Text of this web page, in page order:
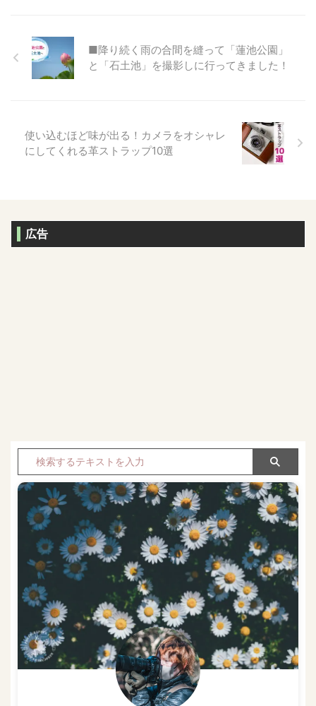
■降り続く雨の合間を縫って「蓮池公園」
と「石土池」を撮影しに行ってきました！
使い込むほど味が出る！カメラをオシャレ
にしてくれる革ストラップ10選
広告